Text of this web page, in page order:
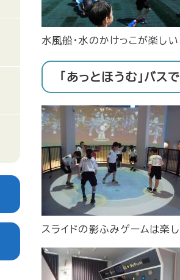
水風船・水のかけっこが楽しい
「あっとほうむ」バス
スライドの影ふみゲームは楽